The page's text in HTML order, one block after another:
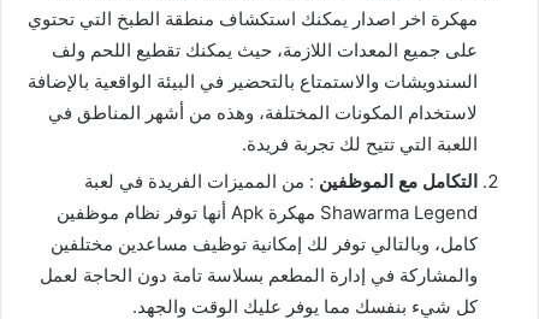
مهكرة اخر اصدار يمكنك استكشاف منطقة الطبخ التي تحتوي
على جميع المعدات اللازمة، حيث يمكنك تقطيع اللحم ولف
السندويشات والاستمتاع بالتحضير في البيئة الواقعية بالإضافة
لاستخدام المكونات المختلفة، وهذه من أشهر المناطق في
اللعبة التي تتيح لك تجربة فريدة.
التكامل مع الموظفين : من المميزات الفريدة في لعبة
Shawarma Legend مهكرة Apk أنها توفر نظام موظفين
كامل، وبالتالي توفر لك إمكانية توظيف مساعدين مختلفين
والمشاركة في إدارة المطعم بسلاسة تامة دون الحاجة لعمل
كل شيء بنفسك مما يوفر عليك الوقت والجهد.